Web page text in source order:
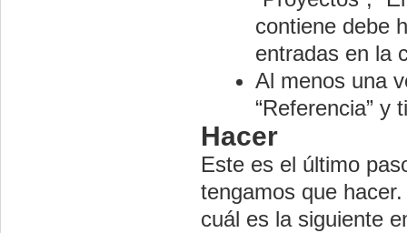
contiene debe
entradas en la
Al menos una
“Referencia” y
Hacer
Este es el último
tengamos que
cuál es la siguiente